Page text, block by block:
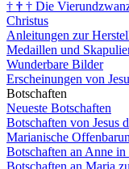
† † † Die
Christus
Anleitungen zur
Medaillen und
Wunderbare Bilder
Erscheinungen von
Botschaften
Neueste Botschaften
Botschaften von Jesus
Marianische
Botschaften an Anne
Botschaften an Maria